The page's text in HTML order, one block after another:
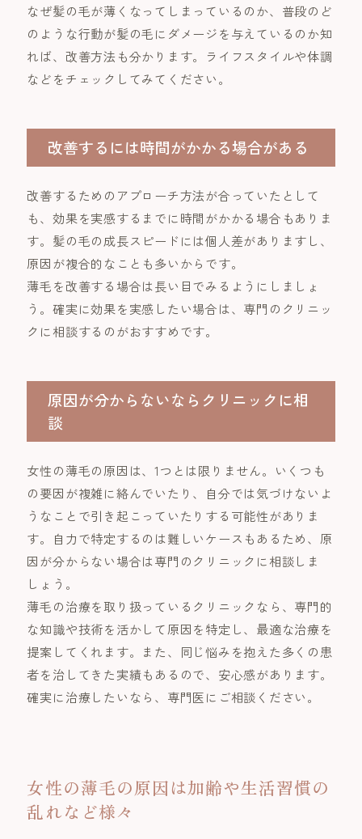
なぜ髪の毛が薄くなってしまっているのか、普段のど
のような行動が髪の毛にダメージを与えているのか知
れば、改善方法も分かります。ライフスタイルや体調
などをチェックしてみてください。
改善するには時間がかかる場合がある
改善するためのアプローチ方法が合っていたとして
も、効果を実感するまでに時間がかかる場合もありま
す。髪の毛の成長スピードには個人差がありますし、
原因が複合的なことも多いからです。
薄毛を改善する場合は長い目でみるようにしましょ
う。確実に効果を実感したい場合は、専門のクリニッ
クに相談するのがおすすめです。
原因が分からないならクリニックに相
談
女性の薄毛の原因は、1つとは限りません。いくつも
の要因が複雑に絡んでいたり、自分では気づけないよ
うなことで引き起こっていたりする可能性がありま
す。自力で特定するのは難しいケースもあるため、原
因が分からない場合は専門のクリニックに相談しま
しょう。
薄毛の治療を取り扱っているクリニックなら、専門的
な知識や技術を活かして原因を特定し、最適な治療を
提案してくれます。また、同じ悩みを抱えた多くの患
者を治してきた実績もあるので、安心感があります。
確実に治療したいなら、専門医にご相談ください。
女性の薄毛の原因は加齢や生活習慣の
乱れなど様々